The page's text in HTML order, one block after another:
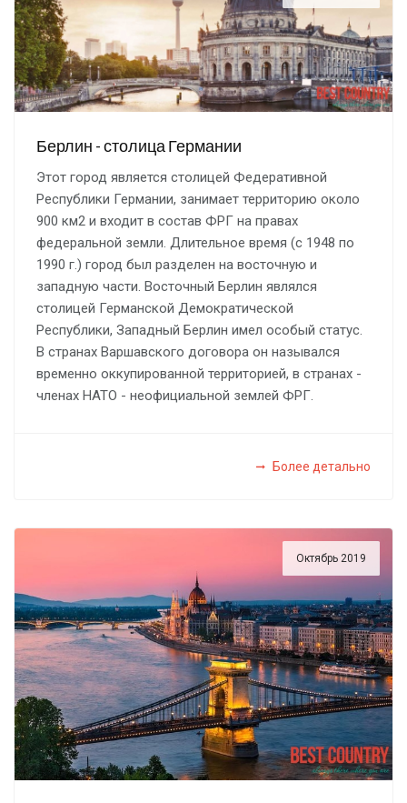
Берлин - столица Германии
Этот город является столицей Федеративной
Республики Германии, занимает территорию около
900 км2 и входит в состав ФРГ на правах
федеральной земли. Длительное время (с 1948 по
1990 г.) город был разделен на восточную и
западную части. Восточный Берлин являлся
столицей Германской Демократической
Республики, Западный Берлин имел особый статус.
В странах Варшавского договора он назывался
временно оккупированной территорией, в странах -
членах НАТО - неофициальной землей ФРГ.
Более детально
Октябрь 2019